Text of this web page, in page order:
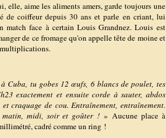
elle, aime les aliments amers, garde toujours une
de coiffeur depuis 30 ans et parle en criant, lui
match face à certain Louis Grandnez. Louis est
de ce fromage qu'on appelle tête de moine et
Cuba, tu gobes 12 œufs, 6 blancs de poulet, tes
exactement et ensuite corde à sauter, abdos
craquage de cou. Entraînement, entraînement.
matin, midi, soir et goûter ! » Aucune place à
cadré comme un ring !